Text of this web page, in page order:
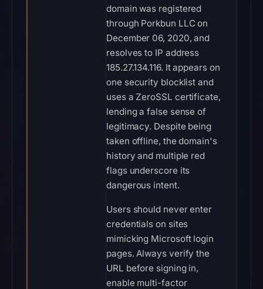
domain was registered
through Porkbun LLC on
December 06, 2020, and
resolves to IP address
185.27.134.116. It appears on
one security blocklist and
uses a ZeroSSL certificate,
lending a false sense of
legitimacy. Despite being
taken offline, the domain's
history and multiple red
flags underscore its
dangerous intent.
Users should never enter
credentials on sites
mimicking Microsoft login
pages. Always verify the
URL before signing in,
enable multi-factor